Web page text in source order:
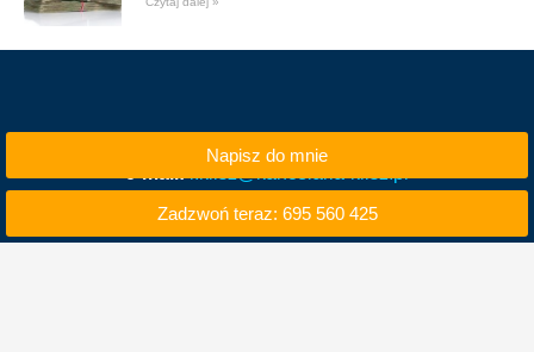
e-mail: i.klisz@kancelaria-klisz.pl
Napisz do mnie
Zadzwoń teraz: 695 560 425